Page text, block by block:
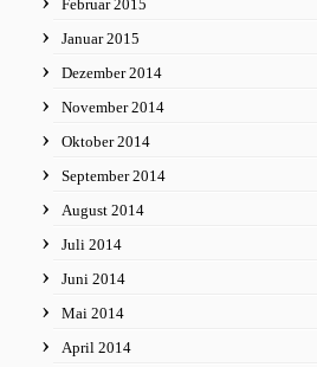
Februar 2015
Januar 2015
Dezember 2014
November 2014
Oktober 2014
September 2014
August 2014
Juli 2014
Juni 2014
Mai 2014
April 2014